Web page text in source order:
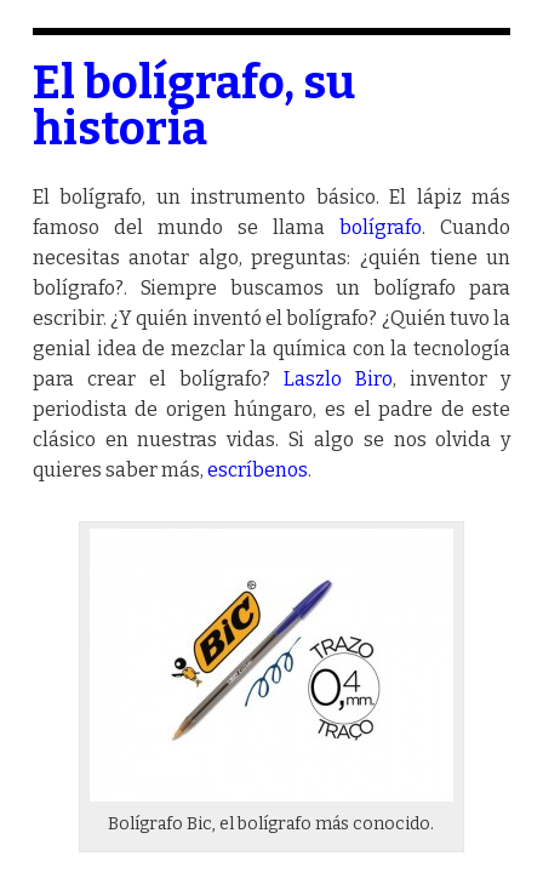
El bolígrafo, su
historia
El bolígrafo, un instrumento básico. El lápiz más
famoso del mundo se llamabolígrafo. Cuando
necesitas anotar algo, preguntas: ¿quién tiene un
bolígrafo?. Siempre buscamos un bolígrafo para
escribir. ¿Y quién inventó el bolígrafo? ¿Quién tuvo la
genial idea de mezclar la química con la tecnología
para crear el bolígrafo?Laszlo Biro, inventor y
periodista de origen húngaro, es el padre de este
clásico en nuestras vidas. Si algo se nos olvida y
quieres saber más, escríbenos.
Bolígrafo Bic, el bolígrafo más conocido.